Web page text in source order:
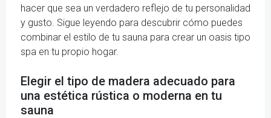
hacer que sea un verdadero reflejo de tu personalidad
y gusto. Sigue leyendo para descubrir cómo puedes
combinar el estilo de tu sauna para crear un oasis tipo
spa en tu propio hogar.
Elegir el tipo de madera adecuado para
una estética rústica o moderna en tu
sauna